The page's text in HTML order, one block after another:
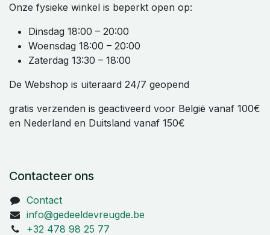
Onze fysieke winkel is beperkt open op:
Dinsdag 18:00 – 20:00
Woensdag 18:00 – 20:00
Zaterdag 13:30 – 18:00
De Webshop is uiteraard 24/7 geopend
gratis verzenden is geactiveerd voor België vanaf 100€
en Nederland en Duitsland vanaf 150€
Contacteer ons
Contact
info@gedeeldevreugde.be
+32 478 98 25 77